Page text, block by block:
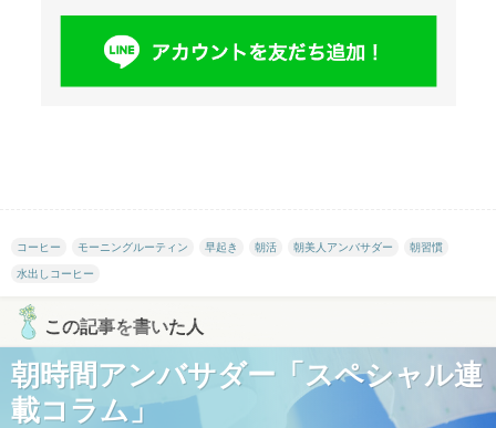
コーヒー モーニングルーティン 早起き 朝活 朝美人アンバサダー 朝習慣
水出しコーヒー
この記事を書いた人
朝時間アンバサダー「スペシャル連
載コラム」